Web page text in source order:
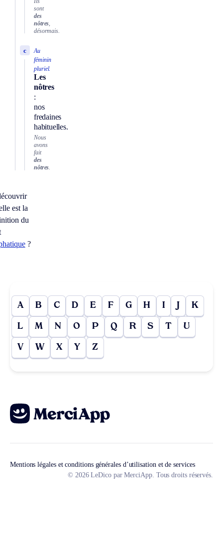
sont
des
nôtres
désormais.
Au
féminin
pluriel.
Les
nôtres
:
nos
fredaines
habituelles.
c
Nous
avons
fait
des
nôtres.
est la
du
?
A B C D E F G H I J K
L M N O P Q R S T U
V W X Y Z
Mentions légales et conditions générales d’utilisation et de services
© 2026 LeDico par MerciApp. Tous droits réservés.